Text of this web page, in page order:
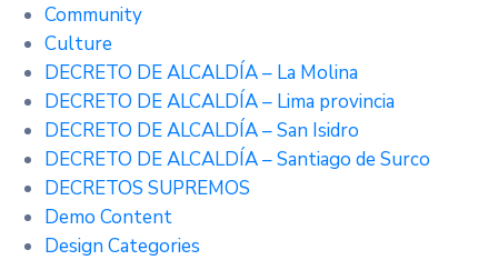
Community
Culture
DECRETO DE ALCALDÍA – La Molina
DECRETO DE ALCALDÍA – Lima provincia
DECRETO DE ALCALDÍA – San Isidro
DECRETO DE ALCALDÍA – Santiago de Surco
DECRETOS SUPREMOS
Demo Content
Design Categories